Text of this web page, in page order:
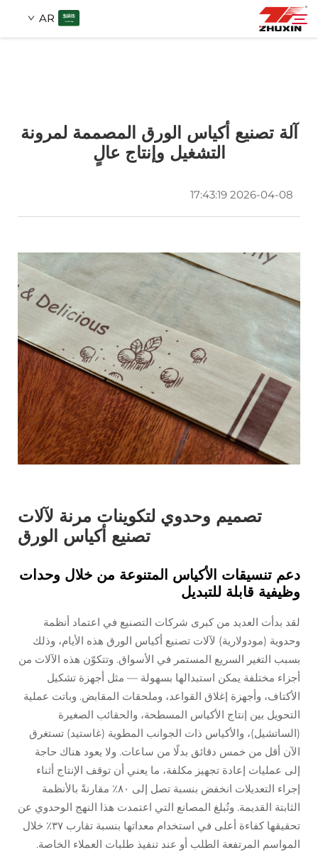
AR
التطبيقات
الأخبار
اتصل
الأسئلة الشائعة
آلة تصنيع أكياس الورق المصممة لمرونة
التشغيل وإنتاج عالٍ
2026-04-08 17:43:19
تصميم وحدوي لتكوينات مرنة لآلات
تصنيع أكياس الورق
دعم تنسيقات الأكياس المتنوعة من خلال وحدات
وظيفية قابلة للتبديل
لقد بدأت العديد من كبرى شركات التصنيع في اعتماد أنظمة
وحدوية (مودولارية) لآلات تصنيع أكياس الورق هذه الأيام، وذلك
بسبب التغير السريع المستمر في الأسواق. وتتكوّن هذه الآلات من
أجزاء مختلفة يمكن استبدالها بسهولة — مثل أجهزة تشكيل
الأكتاف، وأجهزة إغلاق القواعد، وملحقات المقابض. وباتت عملية
التحويل بين إنتاج الأكياس المسطحة، والحقائب الصغيرة
(الساتشيل)، والأكياس ذات الجوانب المطوية (غاستيد) تستغرق
الآن أقل من خمس دقائق بدلًا من ساعات. ولا يعود هناك حاجة
إلى عمليات إعادة تجهيز مكلفة، ما يعني أن توقف الإنتاج أثناء
إجراء التعديلات انخفض بنسبة تصل إلى ٨٠٪ مقارنةً بالأنظمة
الثابتة القديمة. وتُبلغ المصانع التي اعتمدت هذا النهج الوحدوي عن
تحقيقها كفاءة أعلى في استخدام معداتها بنسبة تقارب ٣٧٪ خلال
المواسم المرتفعة الطلب أو عند تنفيذ طلبات العملاء الخاصة.